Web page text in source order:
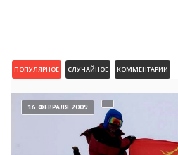
ПОПУЛЯРНОЕ СЛУЧАЙНОЕ КОММЕНТАРИИ
16 ФЕВРАЛЯ 2009